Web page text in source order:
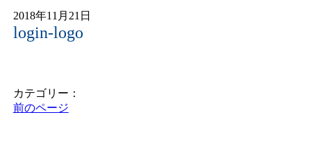
2018年11月21日
login-logo
カテゴリー：
前のページ